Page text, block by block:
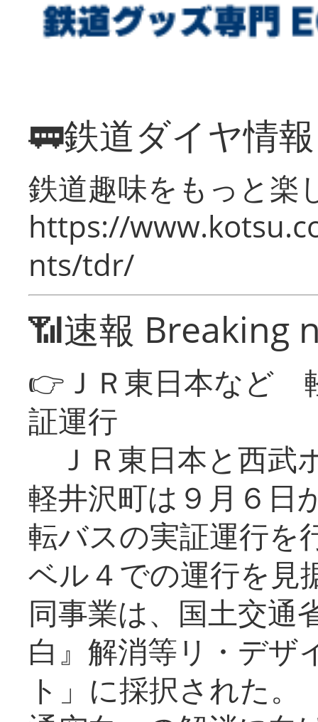
🚃鉄道ダイヤ情
鉄道趣味をもっと楽
https://
nts/tdr/
📶速報 Breaking
👉ＪＲ東日本など
証運行
ＪＲ東日本と西武
軽井沢町は９月６日
転バスの実証運行を
ベル４での運行を見
同事業は、国土交通
白』解消等リ・デザ
ト」に採択された